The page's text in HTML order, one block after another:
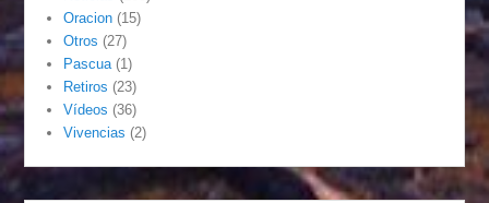
Oracion (15)
Otros (27)
Pascua (1)
Retiros (23)
Vídeos (36)
Vivencias (2)